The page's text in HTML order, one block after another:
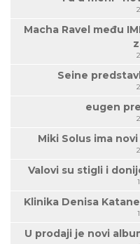
Macha Ravel među
Seine
eugen
Miki Solus ima
Valovi su stigli i
Klinika Denisa
U prodaji je novi